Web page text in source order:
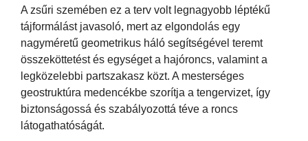
A zsűri szemében ez a terv volt legnagyobb léptékű
tájformálást javasoló, mert az elgondolás egy
nagyméretű geometrikus háló segítségével teremt
összeköttetést és egységet a hajóroncs, valamint a
legközelebbi partszakasz közt. A mesterséges
geostruktúra medencékbe szorítja a tengervizet, így
biztonságossá és szabályozottá téve a roncs
látogathatóságát.